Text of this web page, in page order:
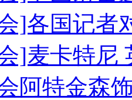
]各国记者
]麦卡特尼
阿特金森